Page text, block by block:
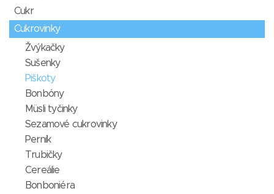
Cukr
Cukrovinky
Žvýkačky
Sušenky
Piškoty
Bonbóny
Müsli tyčinky
Sezamové cukrovinky
Perník
Trubičky
Cereálie
Bonboniéra